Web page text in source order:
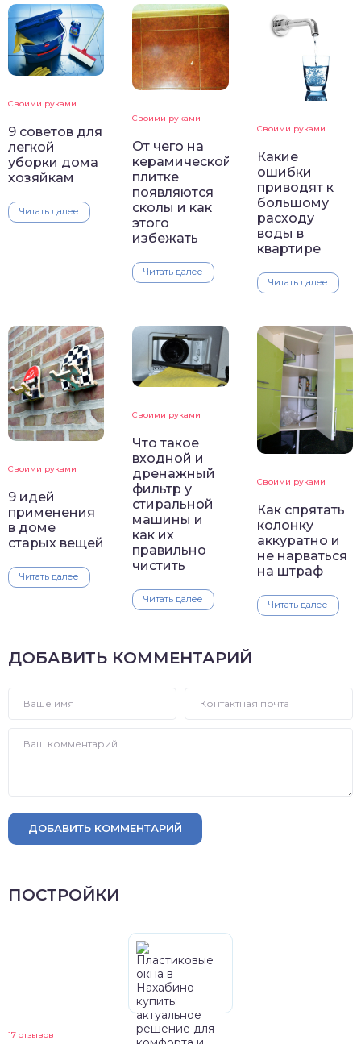
Своими руками
9 советов для
легкой
уборки дома
хозяйкам
Читать далее
Своими руками
От чего на
керамической
плитке
появляются
сколы и как
этого
избежать
Читать далее
Своими руками
Какие
ошибки
приводят к
большому
расходу
воды в
квартире
Читать далее
Своими руками
9 идей
применения
в доме
старых вещей
Читать далее
Своими руками
Что такое
входной и
дренажный
фильтр у
стиральной
машины и
как их
правильно
чистить
Читать далее
Своими руками
Как спрятать
колонку
аккуратно и
не нарваться
на штраф
Читать далее
ДОБАВИТЬ КОММЕНТАРИЙ
ДОБАВИТЬ КОММЕНТАРИЙ
ПОСТРОЙКИ
17 отзывов